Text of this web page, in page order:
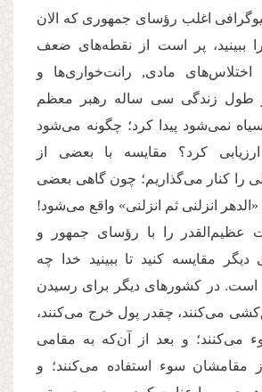
اغلب رؤسای جمهوری که الان
ببینید، پر است از نقطه‌های ضعف
اختلاس‌های مادی, رانت‌خواری‌ها و
در طول زندگی سی ساله رهبر معظم
نمی‌شود پیدا کرد؛ چگونه می‌شود
کرد؟ مقایسه با بعضی از
را کنار می‌گذاریم؛ چون گاهی بعضی
انزلنی ثم انزلنی» واقع می‌شود!
را با رؤسای جمهور و
مقایسه کنید تا ببینید خدا چه
است. در كشورهای دیگر برای رسیدن
می‌کنند، چقدر پول خرج می‌کنند،
می‌کنند؛ و بعد از آن‌که به مقامی
مقامشان سوء استفاده می‌کنند؛ و